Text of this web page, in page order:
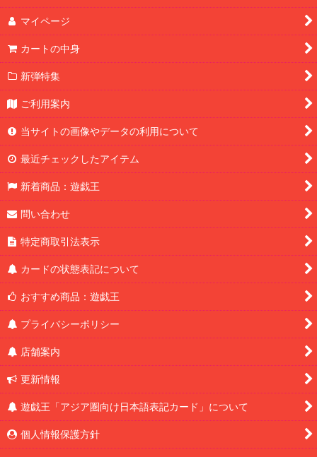
マイページ
カートの中身
新弾特集
ご利用案内
当サイトの画像やデータの利用について
最近チェックしたアイテム
新着商品：遊戯王
問い合わせ
特定商取引法表示
カードの状態表記について
おすすめ商品：遊戯王
プライバシーポリシー
店舗案内
更新情報
遊戯王「アジア圏向け日本語表記カード」について
個人情報保護方針